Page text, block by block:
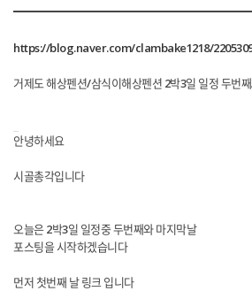
https://blog.naver.com/clambake1218/
거제도 해상펜션/삼식이해상펜션 2박3일 일정 두번
안녕하세요
시골총각입니다
오늘은 2박3일 일정중 두번째와 마지막날
포스팅을 시작하겠습니다
먼저 첫번째 날 링크 입니다